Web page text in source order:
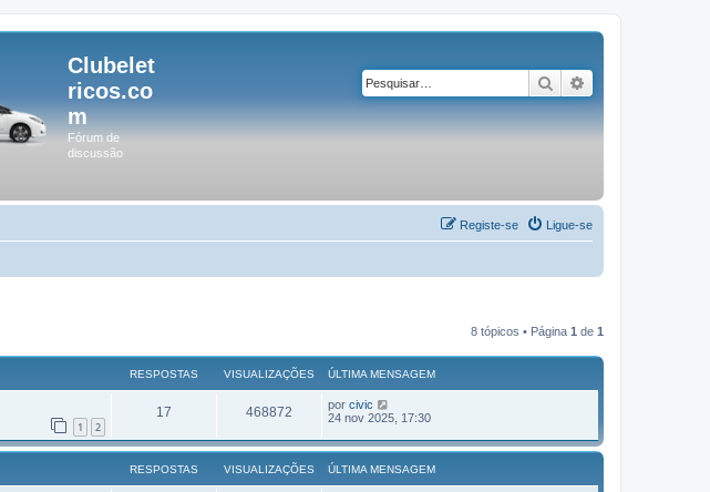
Clubelet
ricos.co
m
Fórum de
discussão
Pesquisar
Ligue-se
Registe-se
8 tópicos • Página 1 de 1
RESPOSTAS VISUALIZAÇÕES ÚLTIMA MENSAGEM
1 2
17 468872 por civic
24 nov 2025, 17:30
RESPOSTAS VISUALIZAÇÕES ÚLTIMA MENSAGEM